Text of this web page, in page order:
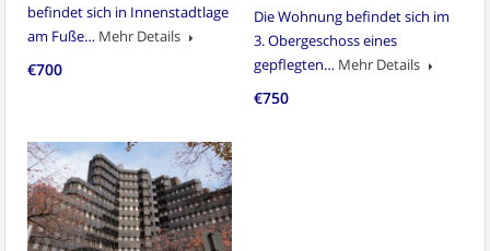
befindet sich in Innenstadtlage
am Fuße… Mehr Details
€700
Die Wohnung befindet sich im
3. Obergeschoss eines
gepflegten… Mehr Details
€750